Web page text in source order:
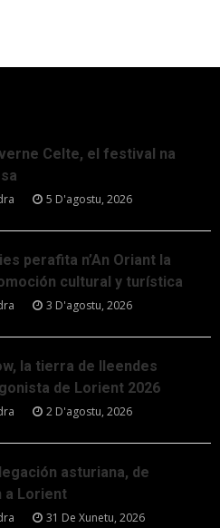
Celte, el festival na
5 D'agostu, 2026
perafita n’An Oriant la
cultural y turística
3 D'agostu, 2026
la tierra de lleendes
de Lorient 2026
2 D'agostu, 2026
asturiana, de
a Lorient
31 De Xunetu, 2026